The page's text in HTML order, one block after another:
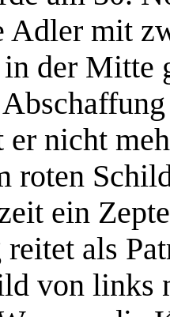
Adler mit
der Mitte
nicht
roten
ein
als
von links